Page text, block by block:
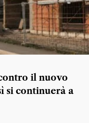
il nuovo
si continuerà a